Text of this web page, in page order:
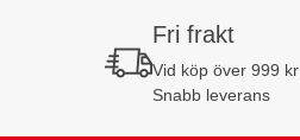
Fri frakt
Vid köp över 999 kr
Snabb leverans